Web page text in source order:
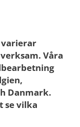
Våra
Danmark.
se vilka